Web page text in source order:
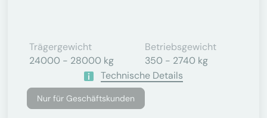
Trägergewicht
24000 - 28000 kg
Betriebsgewicht
350 - 2740 kg
Technische Details
Nur für Geschäftskunden